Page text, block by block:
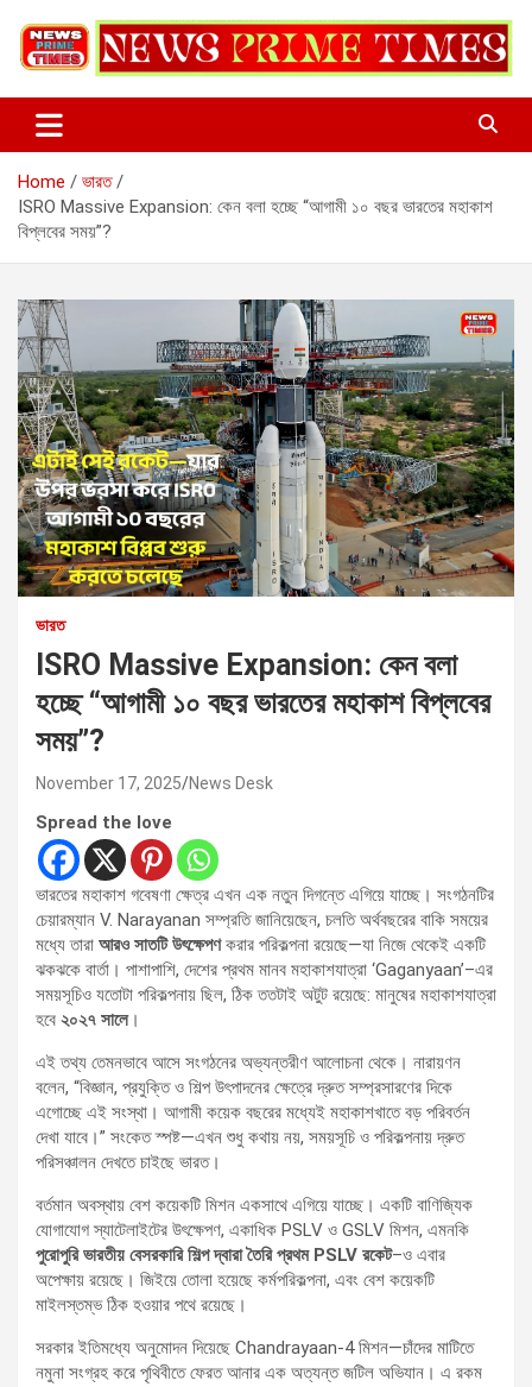
content
Home
ভারত
ISRO Massive Expansion: কেন বলা হচ্ছে “আগামী ১০ বছর ভারতের মহাকাশ
বিপ্লবের সময়”?
ভারত
ISRO Massive Expansion: কেন বলা
হচ্ছে “আগামী ১০ বছর ভারতের মহাকাশ বিপ্লবের
সময়”?
November 17, 2025 News Desk
Spread the love
ভারতের মহাকাশ গবেষণা ক্ষেত্র এখন এক নতুন দিগন্তে এগিয়ে যাচ্ছে। সংগঠনটির
চেয়ারম্যান V. Narayanan সম্প্রতি জানিয়েছেন, চলতি অর্থবছরের বাকি সময়ের
মধ্যে তারা আরও সাতটি উৎক্ষেপণকরার পরিকল্পনা রয়েছে—যা নিজে থেকেই একটি
ঝকঝকে বার্তা। পাশাপাশি, দেশের প্রথম মানব মহাকাশযাত্রা ‘Gaganyaan’–এর
সময়সূচিও যতোটা পরিকল্পনায় ছিল, ঠিক ততটাই অটুট রয়েছে: মানুষের মহাকাশযাত্রা
হবে ২০২৭ সালে।
এই তথ্য তেমনভাবে আসে সংগঠনের অভ্যন্তরীণ আলোচনা থেকে। নারায়ণন
বলেন, “বিজ্ঞান, প্রযুক্তি ও শিল্প উৎপাদনের ক্ষেত্রে দ্রুত সম্প্রসারণের দিকে
এগোচ্ছে এই সংস্থা। আগামী কয়েক বছরের মধ্যেই মহাকাশখাতে বড় পরিবর্তন
দেখা যাবে।” সংকেত স্পষ্ট—এখন শুধু কথায় নয়, সময়সূচি ও পরিকল্পনায় দ্রুত
পরিসঞ্চালন দেখতে চাইছে ভারত।
বর্তমান অবস্থায় বেশ কয়েকটি মিশন একসাথে এগিয়ে যাচ্ছে। একটি বাণিজ্যিক
যোগাযোগ স্যাটেলাইটের উৎক্ষেপণ, একাধিক PSLV ও GSLV মিশন, এমনকি
পুরোপুরি ভারতীয় বেসরকারি শিল্প দ্বারা তৈরি প্রথম PSLV রকেট–ও এবার
অপেক্ষায় রয়েছে। জিইয়ে তোলা হয়েছে কর্মপরিকল্পনা, এবং বেশ কয়েকটি
মাইলস্তম্ভ ঠিক হওয়ার পথে রয়েছে।
সরকার ইতিমধ্যে অনুমোদন দিয়েছে Chandrayaan‑4 মিশন—চাঁদের মাটিতে
নমুনা সংগ্রহ করে পৃথিবীতে ফেরত আনার এক অত্যন্ত জটিল অভিযান। এ রকম